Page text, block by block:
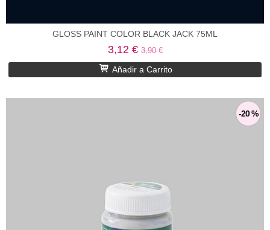
GLOSS PAINT COLOR BLACK JACK 75ML
3,12 €3,90 €
Añadir a Carrito
-20 %